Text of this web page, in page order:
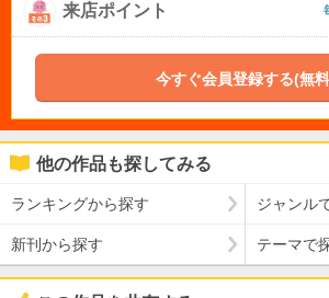
来店ポイント
今すぐ会員登録する(無
他の作品も探してみる
ランキングから探す ジャンル
新刊から探す テーマで